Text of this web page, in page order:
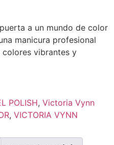
a un mundo de color
manicura profesional
colores vibrantes y
POLISH, Victoria Vynn
, VICTORIA VYNN